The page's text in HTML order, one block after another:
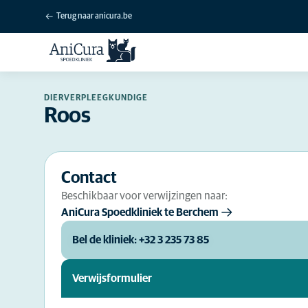
Terug naar anicura.be
DIERVERPLEEGKUNDIGE
Roos
Contact
Beschikbaar voor verwijzingen naar:
AniCura Spoedkliniek te Berchem
Bel de kliniek: +32 3 235 73 85
Verwijsformulier